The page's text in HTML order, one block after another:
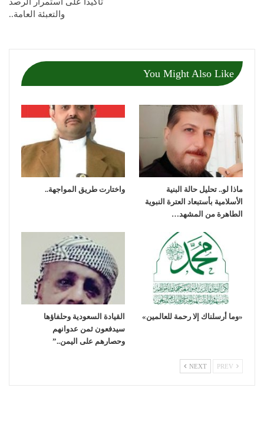
والتعبئة العامة..
You Might Also Like
ماذا لو.. تحليل حالة البنية
الأسلامية بأستبعاد العترة النبوية
الطاهرة من المشهد…
واختارت طريق المواجهة..
«وما أرسلناك إلا رحمة للعالمين»
القيادة السعودية وحلفاؤها
سيدفعون ثمن عدوانهم
وحصارهم على اليمن..”
NEXT